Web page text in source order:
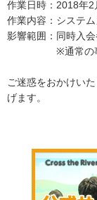
作業日時：2018年
作業内容：システ
影響範囲：同時入
※通常の事前参
ご迷惑をおかけい
げます。